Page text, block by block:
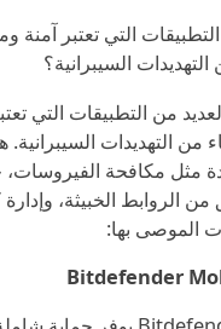
التي تعتبر آمنة
السيبرانية؟
من التطبيقات التي
من التهديدات السيبرانية.
مثل مكافحة الفيروسات،
الروابط الخبيثة،
الموصى بها:
Bitdefender